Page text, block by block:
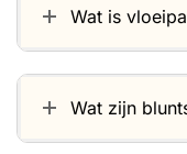
Wat is
Wat zijn